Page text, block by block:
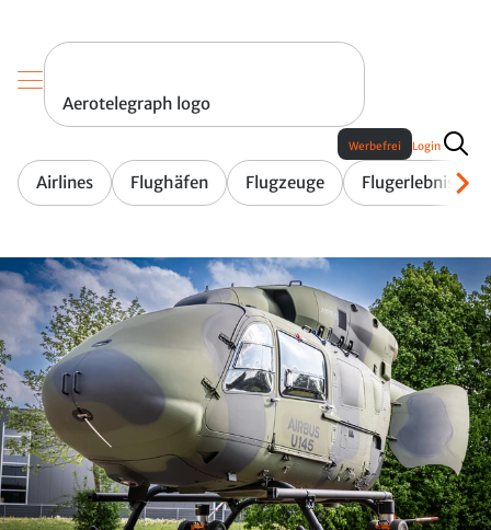
Aerotelegraph logo
Airlines Flughäfen Flugzeuge Flugerlebnis
Werbefrei Login